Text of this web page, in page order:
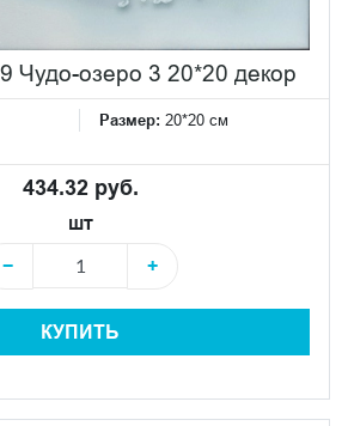
Чудо-озеро 3 20*20 декор
Размер: 20*20 см
434.32 руб.
шт
−
+
КУПИТЬ